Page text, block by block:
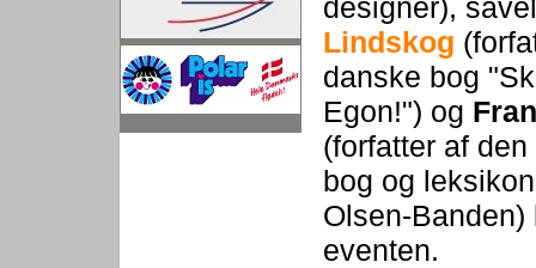
designer),
Lindskog
danske bog
Egon!") og
(forfatter af
bog og
Olsen-Banden)
eventen.